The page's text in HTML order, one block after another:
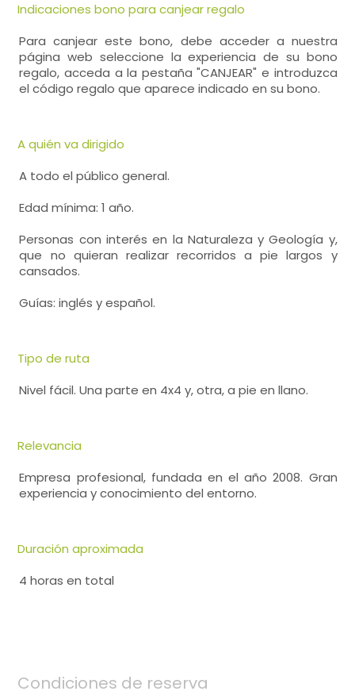
Indicaciones bono para canjear regalo
Para canjear este bono, debe acceder a nuestra
página web seleccione la experiencia de su bono
regalo, acceda a la pestaña "CANJEAR" e introduzca
el código regalo que aparece indicado en su bono.
A quién va dirigido
A todo el público general.
Edad mínima: 1 año.
Personas con interés en la Naturaleza y Geología y,
que no quieran realizar recorridos a pie largos y
cansados.
Guías: inglés y español.
Tipo de ruta
Nivel fácil. Una parte en 4x4 y, otra, a pie en llano.
Relevancia
Empresa profesional, fundada en el año 2008. Gran
experiencia y conocimiento del entorno.
Duración aproximada
4 horas en total
Condiciones de reserva